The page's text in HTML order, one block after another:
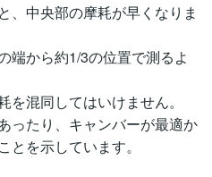
、中央部の摩耗が早くなりま
端から約1/3の位置で測るよ
混同してはいけません。
ったり、キャンバーが最適か
とを示しています。